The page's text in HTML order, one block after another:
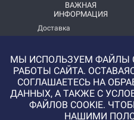
ВАЖНАЯ
ИНФОРМАЦИЯ
Доставка
Помощь
Политика
конфиденциальности
+7 (977)
МЫ ИСПОЛЬЗУЕМ ФАЙЛЫ
РАБОТЫ САЙТА.
СОГЛАШАЕТЕСЬ НА
ДАННЫХ, А ТАКЖЕ С
ФАЙЛОВ COOKIE.
НАШИМИ